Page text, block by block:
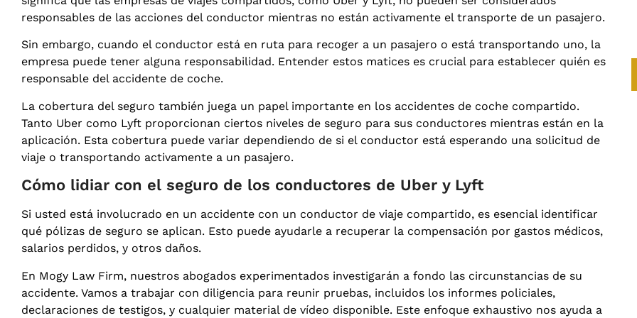
responsables de las acciones del conductor mientras no están activamente el transporte de un pasajero.
Sin embargo, cuando el conductor está en ruta para recoger a un pasajero o está transportando uno, la
empresa puede tener alguna responsabilidad. Entender estos matices es crucial para establecer quién es
responsable del accidente de coche.
La cobertura del seguro también juega un papel importante en los accidentes de coche compartido.
Tanto Uber como Lyft proporcionan ciertos niveles de seguro para sus conductores mientras están en la
aplicación. Esta cobertura puede variar dependiendo de si el conductor está esperando una solicitud de
viaje o transportando activamente a un pasajero.
Cómo lidiar con el seguro de los conductores de Uber y Lyft
Si usted está involucrado en un accidente con un conductor de viaje compartido, es esencial identificar
qué pólizas de seguro se aplican. Esto puede ayudarle a recuperar la compensación por gastos médicos,
salarios perdidos, y otros daños.
En Mogy Law Firm, nuestros abogados experimentados investigarán a fondo las circunstancias de su
accidente. Vamos a trabajar con diligencia para reunir pruebas, incluidos los informes policiales,
declaraciones de testigos, y cualquier material de vídeo disponible. Este enfoque exhaustivo nos ayuda a